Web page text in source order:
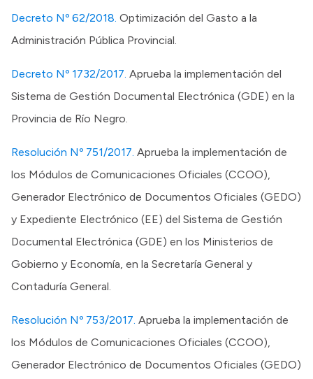
Decreto Nº 62/2018. Optimización del Gasto a la
Administración Pública Provincial.
Decreto Nº 1732/2017. Aprueba la implementación del
Sistema de Gestión Documental Electrónica (GDE) en la
Provincia de Río Negro.
Resolución Nº 751/2017. Aprueba la implementación de
los Módulos de Comunicaciones Oficiales (CCOO),
Generador Electrónico de Documentos Oficiales (GEDO)
y Expediente Electrónico (EE) del Sistema de Gestión
Documental Electrónica (GDE) en los Ministerios de
Gobierno y Economía, en la Secretaría General y
Contaduría General.
Resolución Nº 753/2017. Aprueba la implementación de
los Módulos de Comunicaciones Oficiales (CCOO),
Generador Electrónico de Documentos Oficiales (GEDO)